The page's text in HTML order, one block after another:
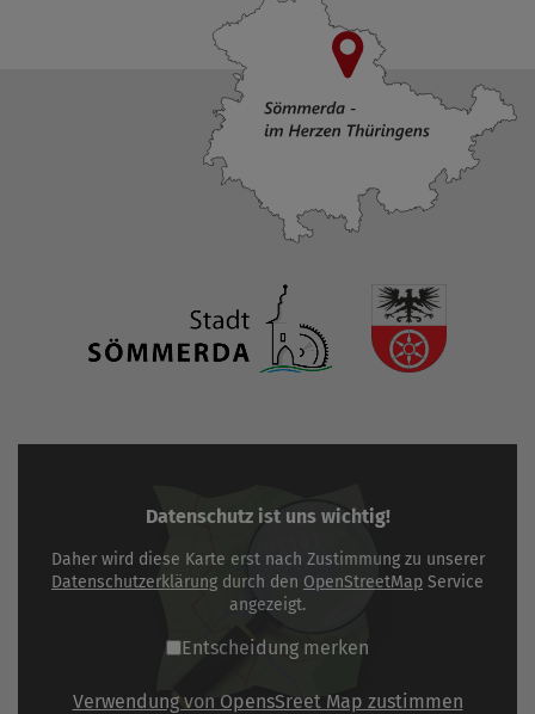
Datenschutz ist uns wichtig!
Daher wird diese Karte erst nach Zustimmung zu unserer
Datenschutzerklärung durch den OpenStreetMap Service
angezeigt.
Entscheidung merken
Verwendung von OpensSreet Map zustimmen